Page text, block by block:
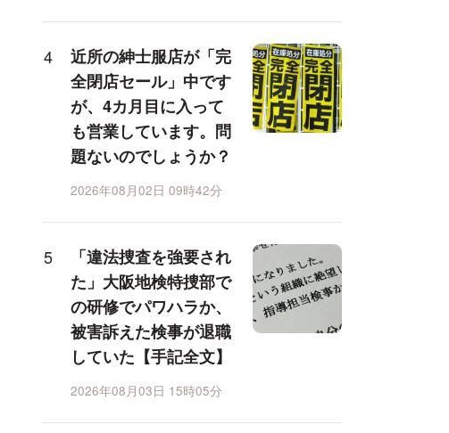
近所の紳士服店が「完
全閉店セール」中です
が、4カ月目に入って
も営業しています。問
題ないのでしょうか？
2026年08月02日 09時42分
「違法捜査を強要され
た」大阪地検特捜部で
の研修でパワハラか、
被害訴えた検事が退職
していた【手記全文】
2026年08月03日 15時05分